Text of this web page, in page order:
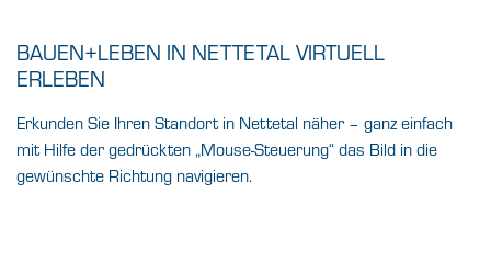
BAUEN+LEBEN IN NETTETAL VIRTUELL
ERLEBEN
Erkunden Sie Ihren Standort in Nettetal näher – ganz einfach
mit Hilfe der gedrückten „Mouse-Steuerung“ das Bild in die
gewünschte Richtung navigieren.